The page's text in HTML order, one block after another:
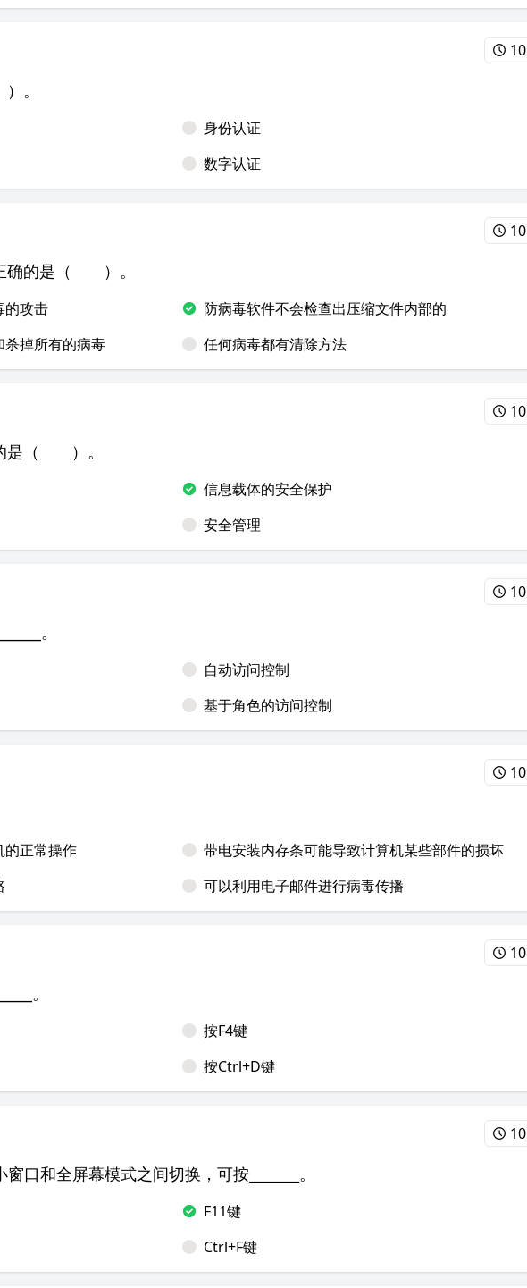
）。
身份认证
数字认证
确的是（ ）。
的攻击
防病毒软件不会检查出压缩文件内部的
掉所有的病毒
任何病毒都有清除方法
是（ ）。
信息载体的安全保护
安全管理
。
自动访问控制
基于角色的访问控制
的正常操作
带电安装内存条可能导致计算机某些部件的损坏
可以利用电子邮件进行病毒传播
。
按F4键
按Ctrl+D键
和全屏幕模式之间切换，可按_______。
F11键
Ctrl+F键